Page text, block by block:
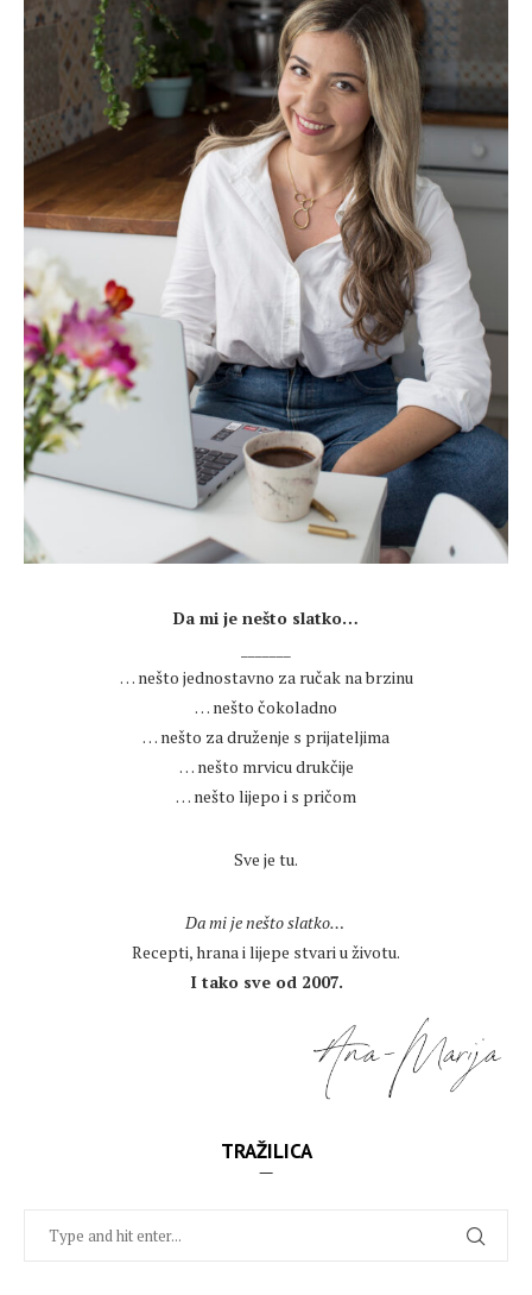
Da mi je nešto slatko…
… nešto jednostavno za ručak na brzinu
… nešto čokoladno
… nešto za druženje s prijateljima
… nešto mrvicu drukčije
… nešto lijepo i s pričom
Sve je tu.
Da mi je nešto slatko…
Recepti, hrana i lijepe stvari u životu.
I tako sve od 2007.
TRAŽILICA